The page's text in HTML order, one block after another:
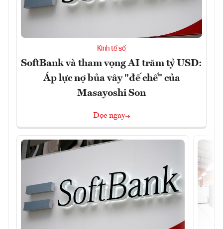
Kinh tế số
SoftBank và tham vọng AI trăm tỷ USD:
Áp lực nợ bủa vây "đế chế" của
Masayoshi Son
Đọc ngay